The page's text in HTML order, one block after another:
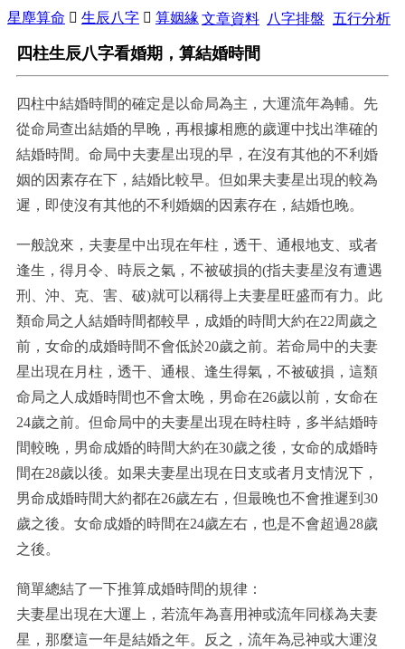
星塵算命  生辰八字  算姻緣 文章資料 八字排盤 五行分析
四柱生辰八字看婚期，算結婚時間
四柱中結婚時間的確定是以命局為主，大運流年為輔。先
從命局查出結婚的早晚，再根據相應的歲運中找出準確的
結婚時間。命局中夫妻星出現的早，在沒有其他的不利婚
姻的因素存在下，結婚比較早。但如果夫妻星出現的較為
遲，即使沒有其他的不利婚姻的因素存在，結婚也晚。
一般說來，夫妻星中出現在年柱，透干、通根地支、或者
逢生，得月令、時辰之氣，不被破損的(指夫妻星沒有遭遇
刑、沖、克、害、破)就可以稱得上夫妻星旺盛而有力。此
類命局之人結婚時間都較早，成婚的時間大約在22周歲之
前，女命的成婚時間不會低於20歲之前。若命局中的夫妻
星出現在月柱，透干、通根、逢生得氣，不被破損，這類
命局之人成婚時間也不會太晚，男命在26歲以前，女命在
24歲之前。但命局中的夫妻星出現在時柱時，多半結婚時
間較晚，男命成婚的時間大約在30歲之後，女命的成婚時
間在28歲以後。如果夫妻星出現在日支或者月支情況下，
男命成婚時間大約都在26歲左右，但最晚也不會推遲到30
歲之後。女命成婚的時間在24歲左右，也是不會超過28歲
之後。
簡單總結了一下推算成婚時間的規律：
夫妻星出現在大運上，若流年為喜用神或流年同樣為夫妻
星，那麼這一年是結婚之年。反之，流年為忌神或大運沒